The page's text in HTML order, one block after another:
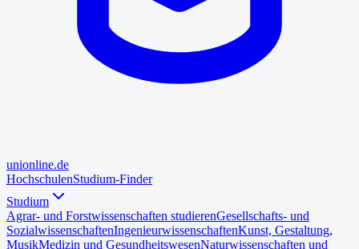
unionline.de
HochschulenStudium-Finder
Studium
Agrar- und Forstwissenschaften studierenGesellschafts- und
SozialwissenschaftenIngenieurwissenschaftenKunst, Gestaltung,
MusikMedizin und GesundheitswesenNaturwissenschaften und